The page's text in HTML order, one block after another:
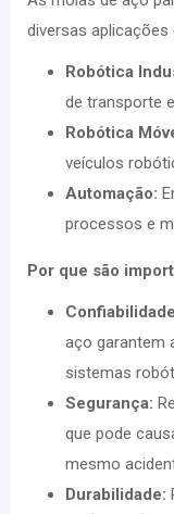
diversas
Robótica
de transporte
Robótica
veículos
Automação:
processos e
Por que são
aço garantem
sistemas
Segurança:
que pode
mesmo
Durabilidade: